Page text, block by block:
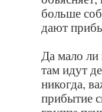
больше
дают
Да мало ли
там идут
никогда,
прибытие